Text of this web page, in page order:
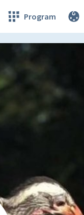
Program